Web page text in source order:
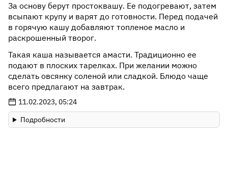
За основу берут простоквашу. Ее подогревают, затем
всыпают крупу и варят до готовности. Перед подачей
в горячую кашу добавляют топленое масло и
раскрошенный творог.
Такая каша называется амасти. Традиционно ее
подают в плоских тарелках. При желании можно
сделать овсянку соленой или сладкой. Блюдо чаще
всего предлагают на завтрак.
11.02.2023, 05:24
Подробности